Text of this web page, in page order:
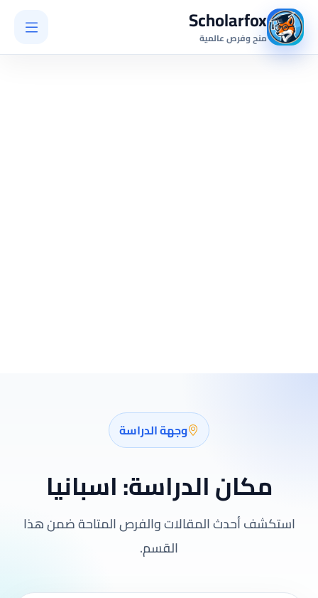
Scholarfox
منح وفرص عالمية
وجهة الدراسة
مكان الدراسة:اسبانيا
استكشف أحدث المقالات والفرص المتاحة ضمن هذا
القسم.